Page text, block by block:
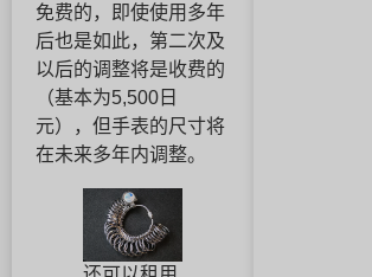
免费的，即使使用多年
后也是如此，第二次及
以后的调整将是收费的
（基本为5,500日
元），但手表的尺寸将
在未来多年内调整。